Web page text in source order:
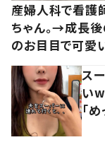
産婦人科で看護
ちゃん。→成長後
のお目目で可愛い
ス
い
「